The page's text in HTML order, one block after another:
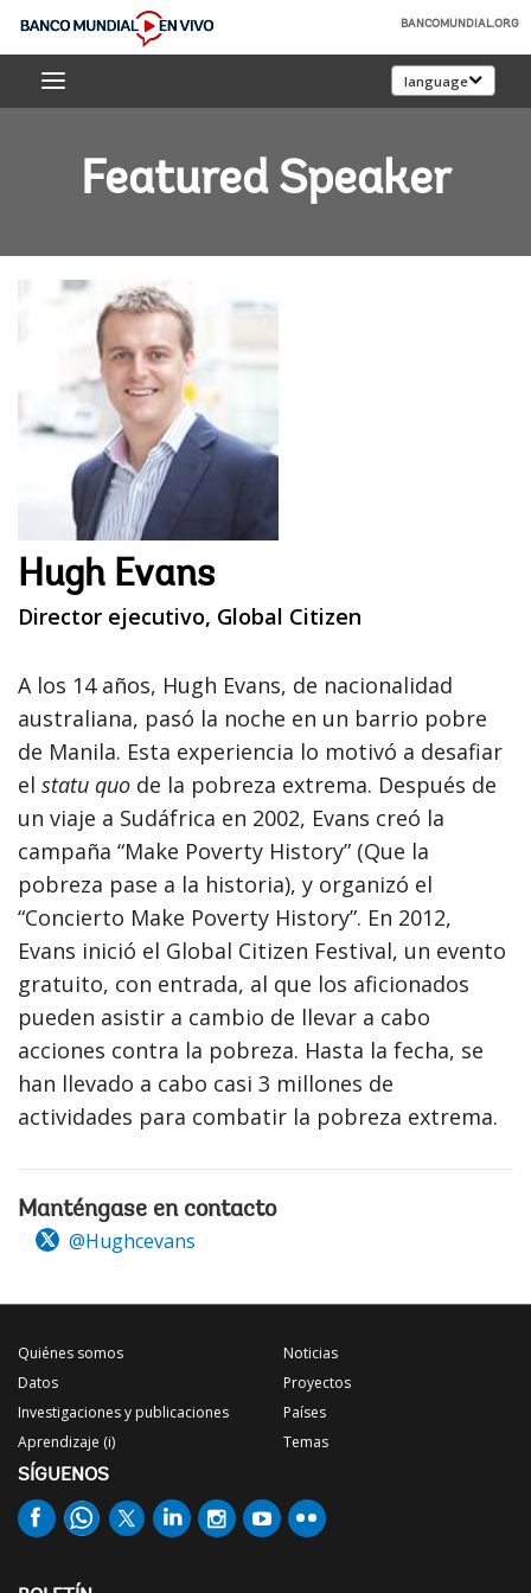
Skip
Main
Banco
Mundial
BANCOMUNDIAL.ORG
language
Featured Speaker
Hugh Evans
Director ejecutivo, Global Citizen
A los 14 años, Hugh Evans, de nacionalidad
australiana, pasó la noche en un barrio pobre
de Manila. Esta experiencia lo motivó a desafiar
el statu quo de la pobreza extrema. Después de
un viaje a Sudáfrica en 2002, Evans creó la
campaña “Make Poverty History” (Que la
pobreza pase a la historia), y organizó el
“Concierto Make Poverty History”. En 2012,
Evans inició el Global Citizen Festival, un evento
gratuito, con entrada, al que los aficionados
pueden asistir a cambio de llevar a cabo
acciones contra la pobreza. Hasta la fecha, se
han llevado a cabo casi 3 millones de
actividades para combatir la pobreza extrema.
Manténgase en contacto
@Hughcevans
Quiénes somos
Datos
Investigaciones y publicaciones
Aprendizaje (i)
Noticias
Proyectos
Países
Temas
SÍGUENOS